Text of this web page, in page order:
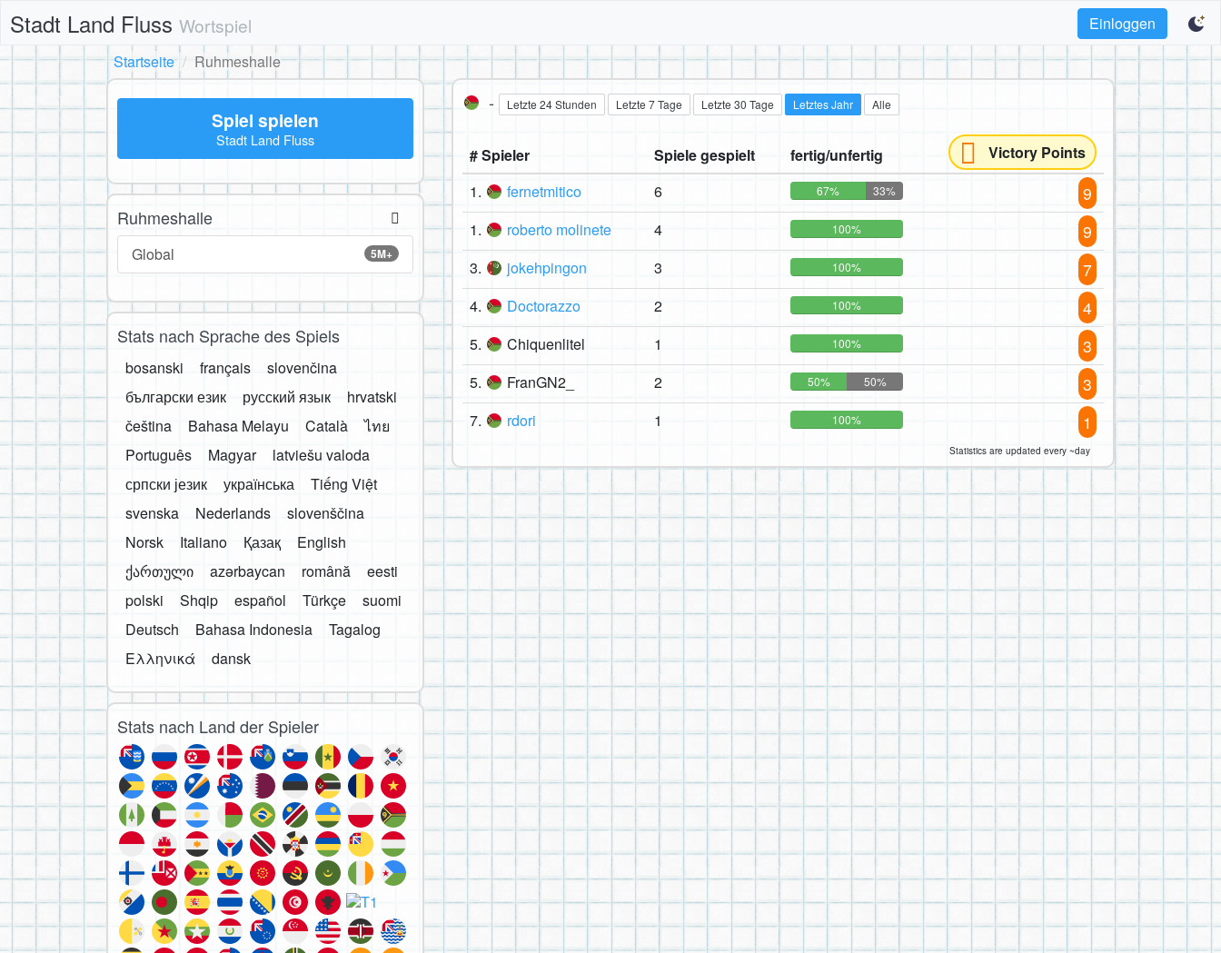
Stadt Land Fluss Wortspiel
Einloggen
Startseite
Ruhmeshalle
- Letzte 24 Stunden Letzte 7 Tage Letzte 30 Tage Letztes Jahr Alle
# Spieler Spiele gespielt fertig/unfertig
Victory Points
1.
fernetmitico 6 67% 33% 9
1. roberto molinete 4 100% 9
3. jokehpingon 3 100% 7
4. Doctorazzo 2 100% 4
5. Chiquenlitel 1 100% 3
5. FranGN2_ 2 50% 50% 3
7. rdori 1 100% 1
Statistics are updated every ~day
Spiel spielen
Stadt Land Fluss
Ruhmeshalle
5M+
Global
Stats nach Sprache des Spiels
bosanski français
slovenčina
български език
русский язык
hrvatski
čeština
Bahasa Melayu Català
ไทย
Português
Magyar
latviešu valoda
српски језик
українська
Tiếng Việt
svenska
Nederlands
slovenščina
Norsk
Italiano Қазақ
English
ქართული
azərbaycan română
eesti
polski
Shqip español Türkçe
suomi
Deutsch
Bahasa Indonesia
Tagalog
Ελληνικά
dansk
Stats nach Land der Spieler